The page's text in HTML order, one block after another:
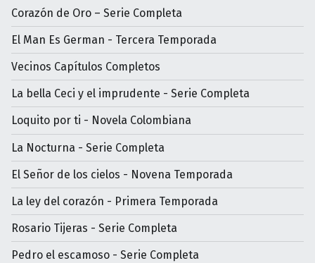
Corazón de Oro – Serie Completa
El Man Es German - Tercera Temporada
Vecinos Capítulos Completos
La bella Ceci y el imprudente - Serie Completa
Loquito por ti - Novela Colombiana
La Nocturna - Serie Completa
El Señor de los cielos - Novena Temporada
La ley del corazón - Primera Temporada
Rosario Tijeras - Serie Completa
Pedro el escamoso - Serie Completa